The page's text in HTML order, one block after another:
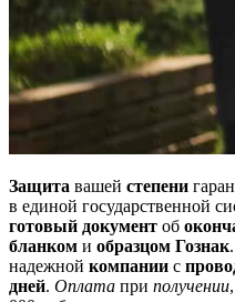
Защита вашей степени
в единой государственной
готовый документ об
бланком и образцом Гознак.
надежной компании с
дней. Оплата при получении,